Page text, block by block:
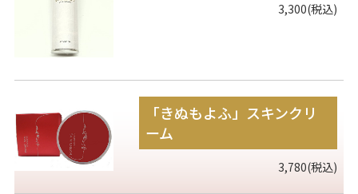
3,300(税込)
「きぬもよふ」スキンクリ
ーム
3,780(税込)